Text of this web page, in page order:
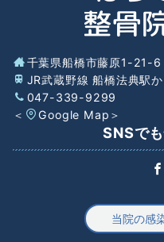
千葉県船橋市藤原1-21-6
JR武蔵野線 船橋法典駅
047-339-9299
＜
Google Map ＞
SNSで
当院の感